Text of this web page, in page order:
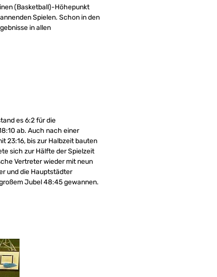
(Basketball)-Höhepunkt
Spielen. Schon in den
in allen
es 6:2 für die
ab. Auch nach einer
23:16, bis zur Halbzeit bauten
sich zur Hälfte der Spielzeit
Vertreter wieder mit neun
und die Hauptstädter
Jubel 48:45 gewannen.